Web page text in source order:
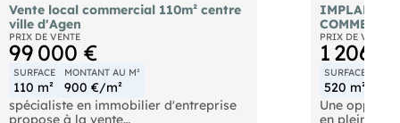
Vente local commercial 110m² centre
ville d'Agen
PRIX DE VENTE
99 000 €
SURFACE
110 m²
MONTANT AU M²
900 €/m²
spécialiste en immobilier d'entreprise
propose à la vente
PRIX DE VENTE
1 206
SURFACE
520 m²
Une
en pleine